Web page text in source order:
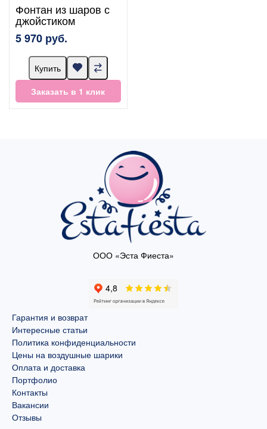
Фонтан из шаров с
джойстиком
5 970 руб.
Купить
Заказать в 1 клик
ООО «Эста Фиеста»
Гарантия и возврат
Интересные статьи
Политика конфиденциальности
Цены на воздушные шарики
Оплата и доставка
Портфолио
Контакты
Вакансии
Отзывы